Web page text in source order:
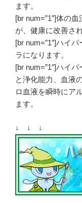
ます。
[br num=”1″]体の
が、健康に改善さ
[br num=”1″]ハイ
ラになります。
[br num=”1″]ハイ
と浄化能力、血液
ロ血液を瞬時にア
ます。
↓ ↓ ↓